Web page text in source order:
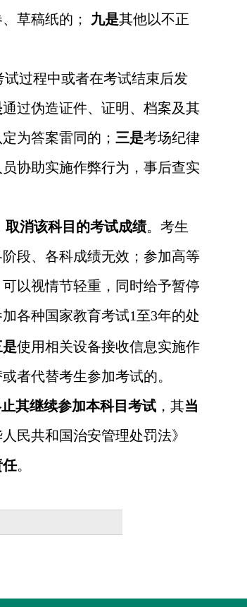
草稿纸的； 九是其他以不正
过程中或者在考试结束后发
通过伪造证件、证明、档案及其
为答案雷同的； 三是考场纪律
协助实施作弊行为，事后查实
取消该科目的考试成绩。考生
段、各科成绩无效；参加高等
以视情节轻重，同时给予暂停
各种国家教育考试1至3年的处
是使用相关设备接收信息实施作
者代替考生参加考试的。
其继续参加本科目考试 ，其当
民共和国治安管理处罚法》
任。